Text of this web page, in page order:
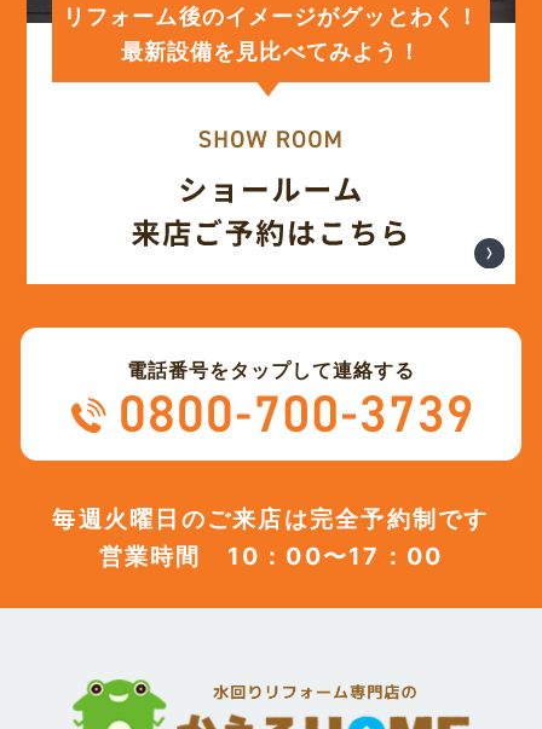
リフォーム後のイメージがグッとわく！
最新設備を見比べてみよう！
電話番号をタップして連絡する
毎週火曜日のご来店は完全予約制です
営業時間 10：00〜17：00